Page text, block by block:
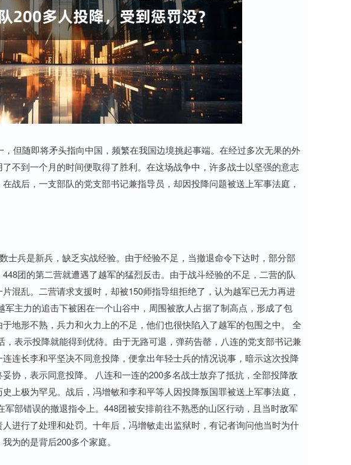
但随即将矛头指向中国，频繁在我国边境挑起事端。在经过多次无果的外
不到一个月的时间便取得了胜利。在这场战争中，许多战士以坚强的意志
战后，一支部队的党支部书记兼指导员，却因投降问题被送上军事法庭，
士兵是新兵，缺乏实战经验。由于经验不足，当撤退命令下达时，部分部
团的第二营就遭遇了越军的猛烈反击。由于战斗经验的不足，二营的队
混乱。二营请求支援时，却被150师指导组拒绝了，认为越军已无力再进
主力的追击下被困在一个山谷中，周围被敌人占据了制高点，形成了包
地形不熟，兵力和火力上的不足，他们也很快陷入了越军的包围之中。 全
表示投降就能得到优待。由于无路可退，弹药告罄，八连的党支部书记兼
连长李和平坚决不同意投降，便拿出年轻士兵的情况说事，暗示这次投降
协，表示同意投降。 八连和一连的200多名战士放弃了抵抗，全部投降敌
上极为罕见。战后，冯增敏和李和平等人因投降叛国罪被送上军事法庭，
部错误的撤退指令上。448团被安排前往不熟悉的山区行动，且当时敌军
进行了处理和处罚。十年后，冯增敏走出监狱时，有记者询问他当时为什
为的是背后200多个家庭。